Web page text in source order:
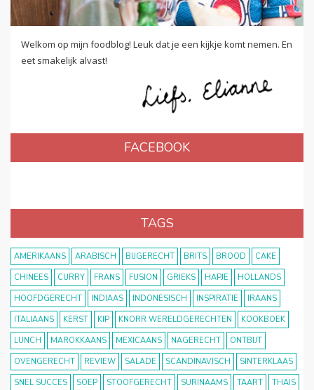
Welkom op mijn foodblog! Leuk dat je een kijkje komt nemen. En
eet smakelijk alvast!
FACEBOOK
TAGS
AMERIKAANS ARABISCH BIJGERECHT BRITS BROOD
CAKE
CHINEES
CURRY FRANS FUSION GRIEKS HAPJE
HOLLANDS
HOOFDGERECHT
INDIAAS INDONESISCH INSPIRATIE
IRAANS
ITALIAANS
KERST KIP KNORR WERELDGERECHTEN
KOOKBOEK
LUNCH
MAROKKAANS MEXICAANS NAGERECHT
ONTBIJT
OVENGERECHT
REVIEW SALADE SCANDINAVISCH
SINTERKLAAS
SNEL SUCCES
SOEP STOOFGERECHT SURINAAMS TAART THAIS